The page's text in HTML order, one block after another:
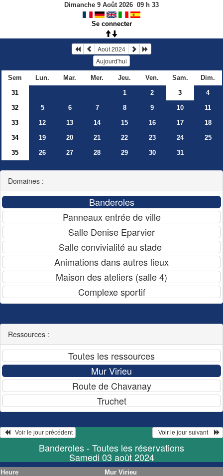
Dimanche 9 Août 2026 09 h 33
Se connecter
Août 2024
Aujourd'hui
Sem Lun. Mar. Mer. Jeu. Ven. Sam.
Dim.
31
1 2 3
4
32
5 6 7 8 9 10
11
33
12 13 14 15 16 17
18
34
19 20 21 22 23 24
25
35
26 27 28 29 30 31
Domaines :
Ressources :
   Voir le jour précédent
  Voir le jour suivant
Banderoles - Toutes les réservations
Samedi 03 août 2024
Heure
Mur Virieu